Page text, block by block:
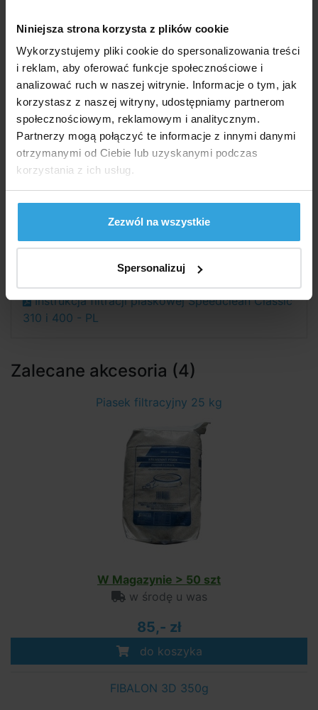
Niniejsza strona korzysta z plików cookie
Wykorzystujemy pliki cookie do spersonalizowania treści
i reklam, aby oferować funkcje społecznościowe i
analizować ruch w naszej witrynie. Informacje o tym, jak
korzystasz z naszej witryny, udostępniamy partnerom
społecznościowym, reklamowym i analitycznym.
Partnerzy mogą połączyć te informacje z innymi danymi
otrzymanymi od Ciebie lub uzyskanymi podczas
korzystania z ich usług.
Zezwól na wszystkie
Spersonalizuj
Moc pompy: 0,45 kW
Dla basenu o maksymalnej
objętości:
33 m3
Średnica przyłącza - wąż:
Nadaje się do słonej wody:
Dokumenty do pobrania
Instrukcja filtracji piaskowej Speedclean Classic
310 i 400 - PL
Zalecane akcesoria (4)
Piasek filtracyjny 25 kg
W Magazynie > 50 szt
w środę u was
85,- zł
do koszyka
FIBALON 3D 350g